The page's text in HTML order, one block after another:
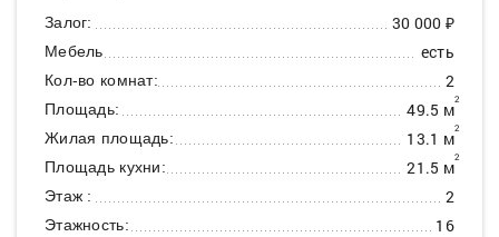
Залог: 30 000 ₽
Мебель есть
Кол-во комнат: 2
Площадь: 49.5 м2
Жилая площадь: 13.1 м2
Площадь кухни: 21.5 м2
Этаж : 2
Этажность: 16